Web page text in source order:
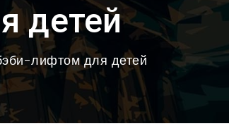
детей
лифтом для детей